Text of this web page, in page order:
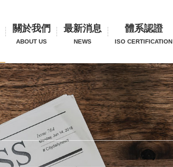
關於我們
ABOUT US
最新消息
NEWS
體系認證
ISO CERTIFICATION